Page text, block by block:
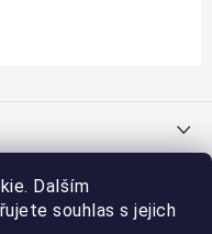
Dalším
souhlas s jejich